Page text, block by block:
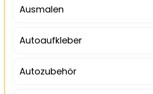
Ausmalen
Autoaufkleber
Autozubehör